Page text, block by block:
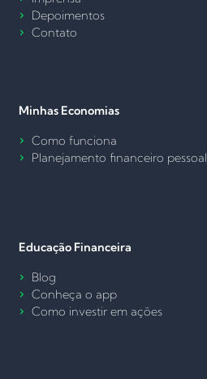
Depoimentos
Contato
Minhas Economias
Como funciona
Planejamento financeiro pessoal
Educação Financeira
Blog
Conheça o app
Como investir em ações